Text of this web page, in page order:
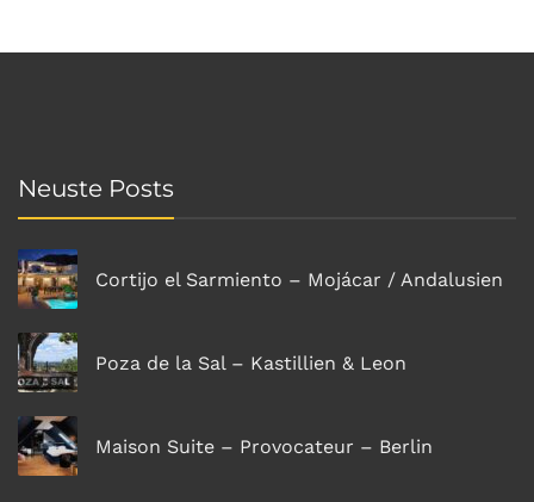
Neuste Posts
Cortijo el Sarmiento – Mojácar / Andalusien
Poza de la Sal – Kastillien & Leon
Maison Suite – Provocateur – Berlin